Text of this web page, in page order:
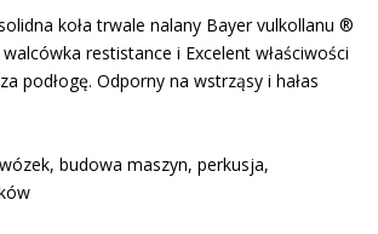
koła trwale nalany Bayer vulkollanu ®
restistance i Excelent właściwości
podłogę. Odporny na wstrząsy i hałas
budowa maszyn, perkusja,